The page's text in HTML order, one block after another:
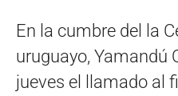
En la cumbre del la
uruguayo, Yamandú
jueves el llamado al